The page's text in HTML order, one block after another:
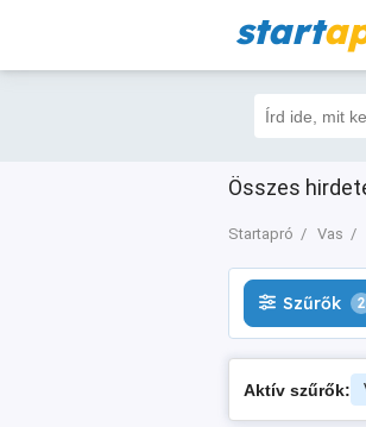
start
Összes
Startapró Vas
Szűrők 2
Szűrők 2
Aktív szűrők: